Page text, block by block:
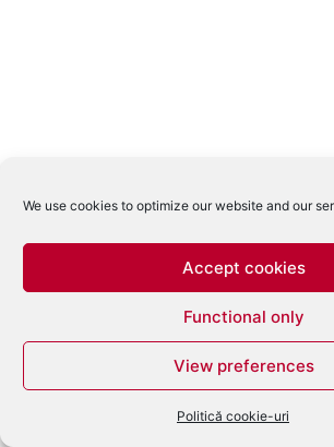
We use cookies to optimize our website and our
Accept cookies
Functional only
View preferences
Politică cookie-uri